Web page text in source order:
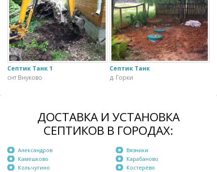
Септик Танк 1
снт Внуково
Септик Танк
д. Горки
ДОСТАВКА И УСТАНОВКА
СЕПТИКОВ В ГОРОДАХ:
Александров
Камешково
Кольчугино
Вязники
Карабаново
Костерёво